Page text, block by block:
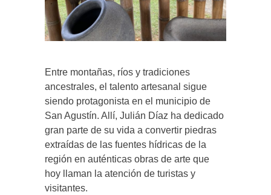
Entre montañas, ríos y tradiciones
ancestrales, el talento artesanal sigue
siendo protagonista en el municipio de
San Agustín. Allí, Julián Díaz ha dedicado
gran parte de su vida a convertir piedras
extraídas de las fuentes hídricas de la
región en auténticas obras de arte que
hoy llaman la atención de turistas y
visitantes.